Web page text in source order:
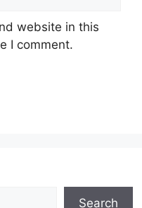
website in this
I comment.
Search